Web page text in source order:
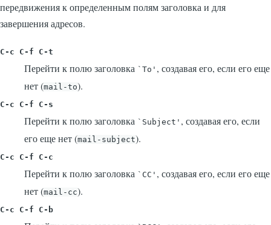
передвижения к определенным полям заголовка и для
завершения адресов.
C-c C-f C-t
Перейти к полю заголовка `To' , создавая его, если его еще
нет (mail-to).
C-c C-f C-s
Перейти к полю заголовка `Subject' , создавая его, если
его еще нет (mail-subject).
C-c C-f C-c
Перейти к полю заголовка `CC' , создавая его, если его еще
нет (mail-cc).
C-c C-f C-b